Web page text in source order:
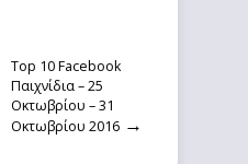
Top 10 Facebook
Παιχνίδια – 25
Οκτωβρίου – 31
Οκτωβρίου 2016 →